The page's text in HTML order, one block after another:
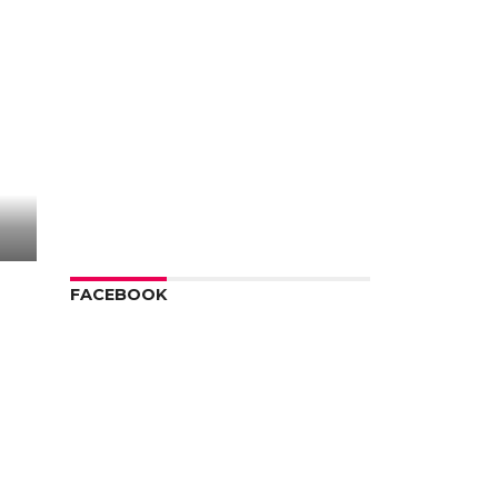
FACEBOOK